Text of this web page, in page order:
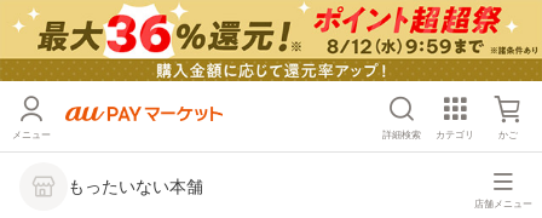
メニュー 詳細検索 カテゴリ かご
もったいない本舗
店舗メニュー